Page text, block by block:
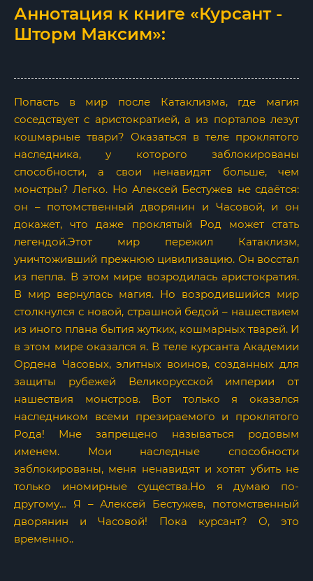
Аннотация к книге «Курсант -
Шторм Максим»:
Попасть в мир после Катаклизма, где магия
соседствует с аристократией, а из порталов лезут
кошмарные твари? Оказаться в теле проклятого
наследника, у которого заблокированы
способности, а свои ненавидят больше, чем
монстры? Легко. Но Алексей Бестужев не сдаётся:
он – потомственный дворянин и Часовой, и он
докажет, что даже проклятый Род может стать
легендой.Этот мир пережил Катаклизм,
уничтоживший прежнюю цивилизацию. Он восстал
из пепла. В этом мире возродилась аристократия.
В мир вернулась магия. Но возродившийся мир
столкнулся с новой, страшной бедой – нашествием
из иного плана бытия жутких, кошмарных тварей. И
в этом мире оказался я. В теле курсанта Академии
Ордена Часовых, элитных воинов, созданных для
защиты рубежей Великорусской империи от
нашествия монстров. Вот только я оказался
наследником всеми презираемого и проклятого
Рода! Мне запрещено называться родовым
именем. Мои наследные способности
заблокированы, меня ненавидят и хотят убить не
только иномирные существа.Но я думаю по-
другому… Я – Алексей Бестужев, потомственный
дворянин и Часовой! Пока курсант? О, это
временно..